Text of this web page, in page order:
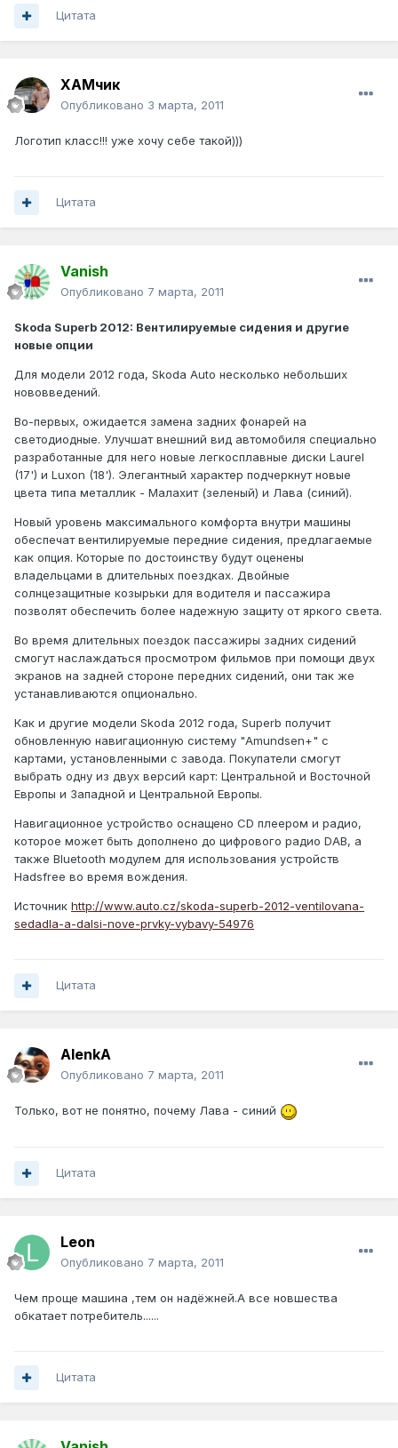
Цитата
ХАМчик
Опубликовано 3 марта, 2011
Логотип класс!!! уже хочу себе такой)))
Цитата
Vanish
Опубликовано 7 марта, 2011
Skoda Superb 2012: Вентилируемые сидения и другие
новые опции
Для модели 2012 года, Skoda Auto несколько небольших
нововведений.
Во-первых, ожидается замена задних фонарей на
светодиодные. Улучшат внешний вид автомобиля специально
разработанные для него новые легкосплавные диски Laurel
(17') и Luxon (18'). Элегантный характер подчеркнут новые
цвета типа металлик - Малахит (зеленый) и Лава (синий).
Новый уровень максимального комфорта внутри машины
обеспечат вентилируемые передние сидения, предлагаемые
как опция. Которые по достоинству будут оценены
владельцами в длительных поездках. Двойные
солнцезащитные козырьки для водителя и пассажира
позволят обеспечить более надежную защиту от яркого света.
Во время длительных поездок пассажиры задних сидений
смогут наслаждаться просмотром фильмов при помощи двух
экранов на задней стороне передних сидений, они так же
устанавливаются опционально.
Как и другие модели Skoda 2012 года, Superb получит
обновленную навигационную систему "Amundsen+" с
картами, установленными с завода. Покупатели смогут
выбрать одну из двух версий карт: Центральной и Восточной
Европы и Западной и Центральной Европы.
Навигационное устройство оснащено CD плеером и радио,
которое может быть дополнено до цифрового радио DAB, а
также Bluetooth модулем для использования устройств
Hadsfree во время вождения.
Источник http://www.auto.cz/skoda-superb-2012-ventilovana-
sedadla-a-dalsi-nove-prvky-vybavy-54976
Цитата
AlenkA
Опубликовано 7 марта, 2011
Только, вот не понятно, почему Лава - синий
Цитата
Leon
Опубликовано 7 марта, 2011
Чем проще машина ,тем он надёжней.А все новшества
обкатает потребитель......
Цитата